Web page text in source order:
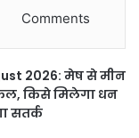
Comments
2026: मेष से मीन
किसे मिलेगा धन
सतर्क